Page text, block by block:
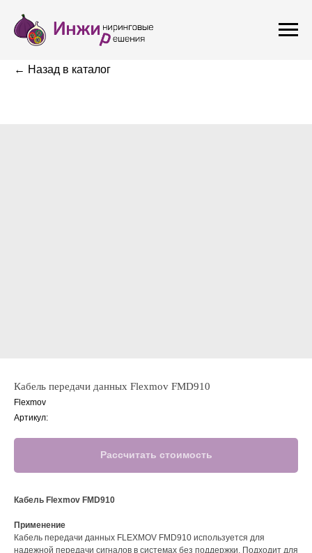
← Назад в каталог
Кабель передачи данных Flexmov FMD910
Flexmov
Артикул:
Рассчитать стоимость
Кабель Flexmov FMD910
Применение
Кабель передачи данных FLEXMOV FMD910 используется для
надежной передачи сигналов в системах без поддержки. Подходит для